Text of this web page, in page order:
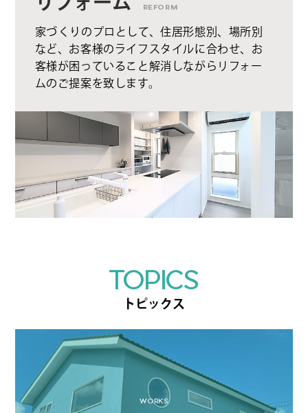
REFORM
家づくりのプロとして、住居形態別、場所別
など、お客様のライフスタイルに合わせ、お
客様が困っていること解消しながらリフォー
ムのご提案を致します。
TOPICS
トピックス
WORKS